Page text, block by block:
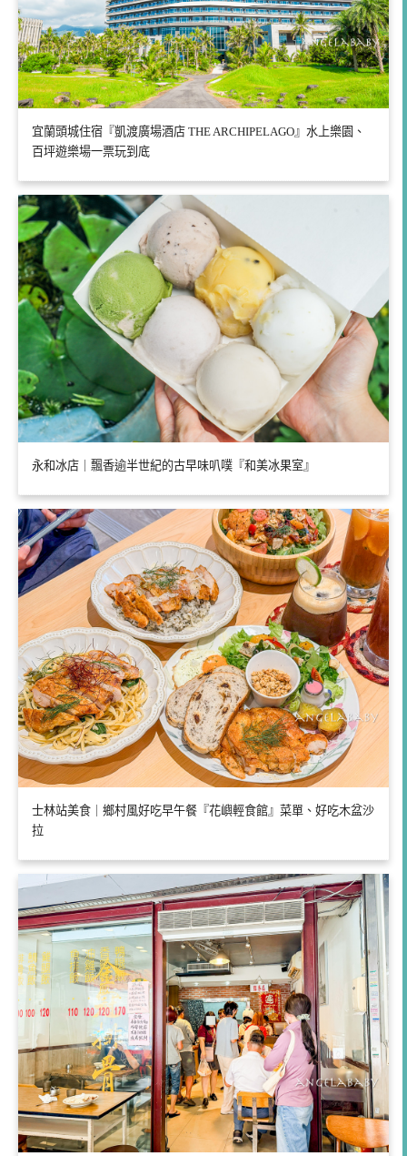
宜蘭頭城住宿『凱渡廣場酒店 THE ARCHIPELAGO』水上樂園、
百坪遊樂場一票玩到底
永和冰店｜飄香逾半世紀的古早味叭噗『和美冰果室』
士林站美食｜鄉村風好吃早午餐『花嶼輕食館』菜單、好吃木盆沙
拉